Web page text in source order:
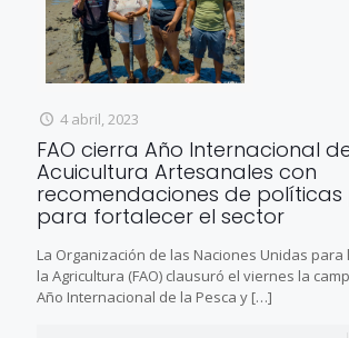
4 abril, 2023
FAO cierra Año Internacional
Acuicultura Artesanales con
recomendaciones de políticas
para fortalecer el sector
La Organización de las Naciones Unidas para
la Agricultura (FAO) clausuró el viernes la
Año Internacional de la Pesca y […]